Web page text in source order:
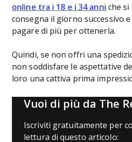
online tra i 18 e i 34 anni che si
consegna il giorno successivo
pagare di più per ottenerla.
Quindi, se non offri una
non soddisfare le aspettative
loro una cattiva prima
Vuoi di più da The
Iscriviti gratuitamente per
lettura di questo articolo: